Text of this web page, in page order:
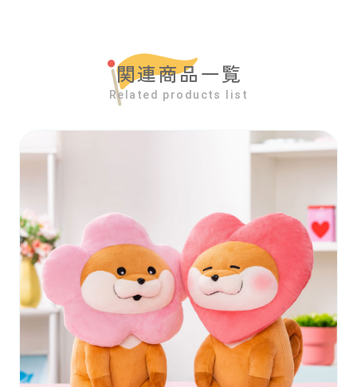
関連商品一覧
Related products list